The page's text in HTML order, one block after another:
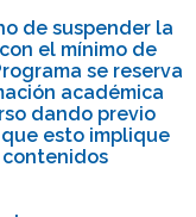
de suspender la
el mínimo de
se reserva
académica
dando previo
esto implique